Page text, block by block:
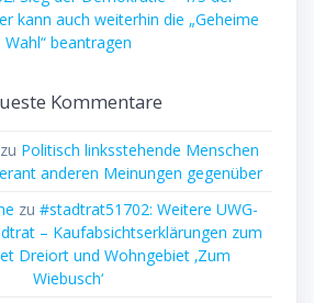
kann auch weiterhin die „Geheime
Wahl“ beantragen
Kommentare
Politisch linksstehende Menschen
anderen Meinungen gegenüber
zu #stadtrat51702: Weitere UWG-
– Kaufabsichtserklärungen zum
Dreiort und Wohngebiet ‚Zum
Wiebusch‘